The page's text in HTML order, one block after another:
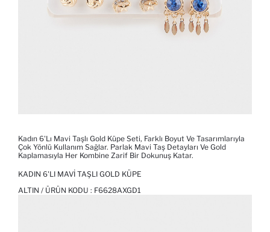
Kadın 6'lı Mavi Taşlı Gold Küpe Seti, Farklı Boyut Ve Tasarımlarıyla
Çok Yönlü Kullanım Sağlar. Parlak Mavi Taş Detayları Ve Gold
Kaplamasıyla Her Kombine Zarif Bir Dokunuş Katar.
KADIN 6'LI MAVI TAŞLI GOLD KÜPE
ALTIN / ÜRÜN KODU : F6628AXGD1